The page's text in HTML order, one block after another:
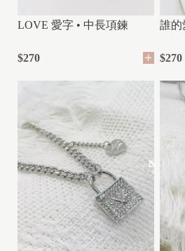
LOVE 愛字 • 中長項鍊
$270
誰的
$270